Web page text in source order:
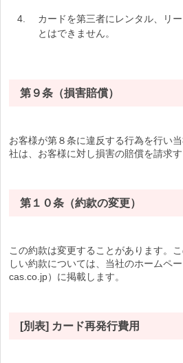
カードを第三者にレンタル、リ
とはできません。
第９条（損害賠償）
お客様が第８条に違反する行為を行い
社は、お客様に対し損害の賠償を請求す
第１０条（約款の変更）
この約款は変更することがあります。
しい約款については、当社のホームペ
cas.co.jp）に掲載します。
[別表] カード再発行費用